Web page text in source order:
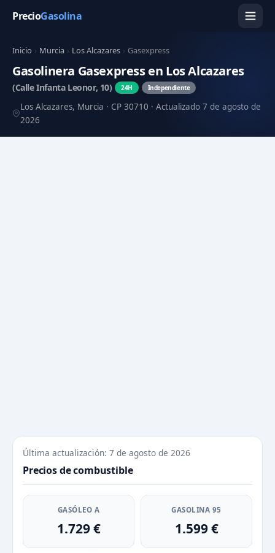
PrecioGasolina
Inicio › Murcia › Los Alcazares › Gasexpress
Gasolinera Gasexpress en Los Alcazares
(Calle Infanta Leonor, 10) 24H Independiente
Los Alcazares, Murcia · CP 30710 · Actualizado 7 de agosto de
2026
Última actualización: 7 de agosto de 2026
Precios de combustible
GASÓLEO A
1.729 €
GASOLINA 95
1.599 €